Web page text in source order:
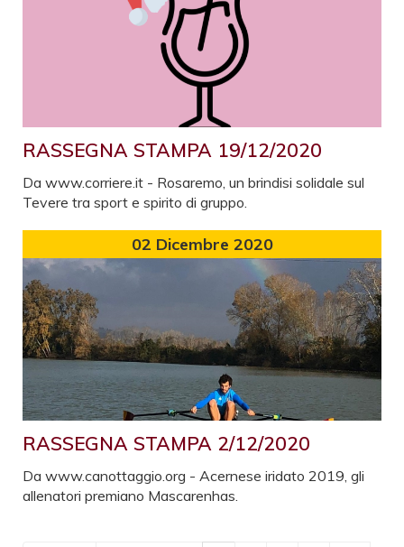
RASSEGNA STAMPA 19/12/2020
Da www.corriere.it - Rosaremo, un brindisi solidale sul
Tevere tra sport e spirito di gruppo.
02 Dicembre 2020
RASSEGNA STAMPA 2/12/2020
Da www.canottaggio.org - Acernese iridato 2019, gli
allenatori premiano Mascarenhas.